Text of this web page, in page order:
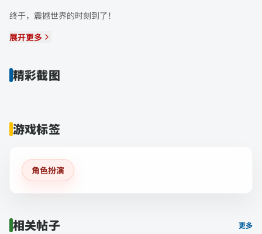
终于，震撼世界的时刻到了！
展开更多
精彩截图
游戏标签
角色扮演
相关帖子 更多